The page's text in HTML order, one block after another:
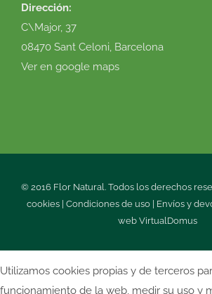
Dirección:
C\Major, 37
08470 Sant Celoni, Barcelona
Ver en google maps
© 2016 Flor Natural. Todos los derechos
cookies Condiciones de uso Envíos y
web VirtualDomus
Utilizamos cookies propias y de terceros
funcionamiento de la web, medir su uso y